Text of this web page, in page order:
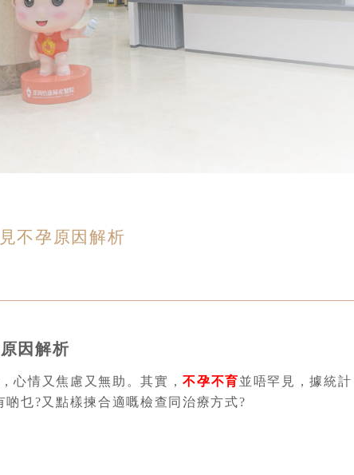
不孕原因解析
因解析
情又焦慮又無助。其實，不孕不育並唔罕見，據統
乜?又點樣揀合適嘅檢查同治療方式?